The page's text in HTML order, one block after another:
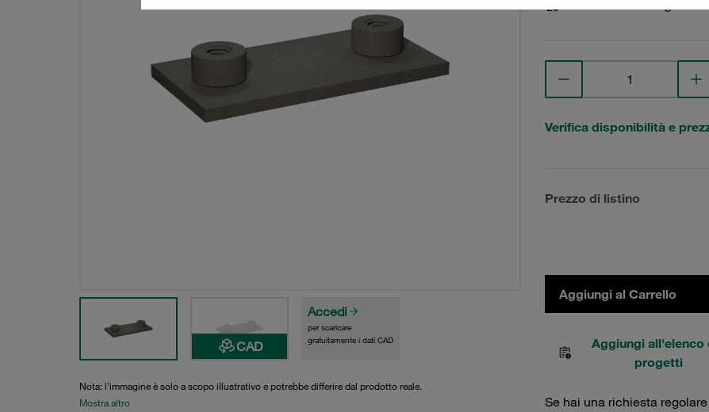
CAD
Accedi
per scaricare
gratuitamente i dati CAD
Nota: l'immagine è solo a scopo illustrativo e potrebbe differire dal prodotto reale.
Mostra altro
Verifica disponibilità e
Prezzo di listino
Aggiungi al Carrello
Aggiungi all'elenco
progetti
Se hai una richiesta